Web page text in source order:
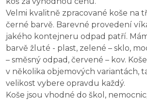
Velmi kvalitně zpracované koše na
černé barvě. Barevné provedení
jakého kontejneru odpad patří.
barvě žluté - plast, zelené – sklo,
– směsný odpad, červené – kov.
v několika objemových variantách,
velikost vybere opravdu každý.
Koše jsou vhodné do škol,